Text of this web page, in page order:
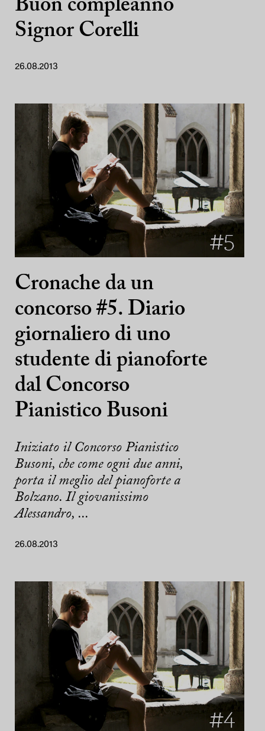
Buon compleanno
Signor Corelli
26.08.2013
Cronache da un
concorso #5. Diario
giornaliero di uno
studente di pianoforte
dal Concorso
Pianistico Busoni
Iniziato il Concorso Pianistico
Busoni, che come ogni due anni,
porta il meglio del pianoforte a
Bolzano. Il giovanissimo
Alessandro, ...
26.08.2013